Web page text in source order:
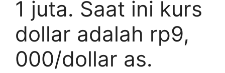
1 juta. Saat ini kurs
dollar adalah rp9,
000/dollar as.